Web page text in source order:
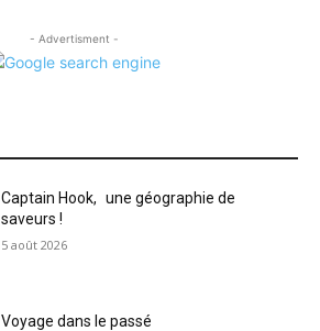
- Advertisment -
Captain Hook, une géographie de
saveurs !
5 août 2026
Voyage dans le passé